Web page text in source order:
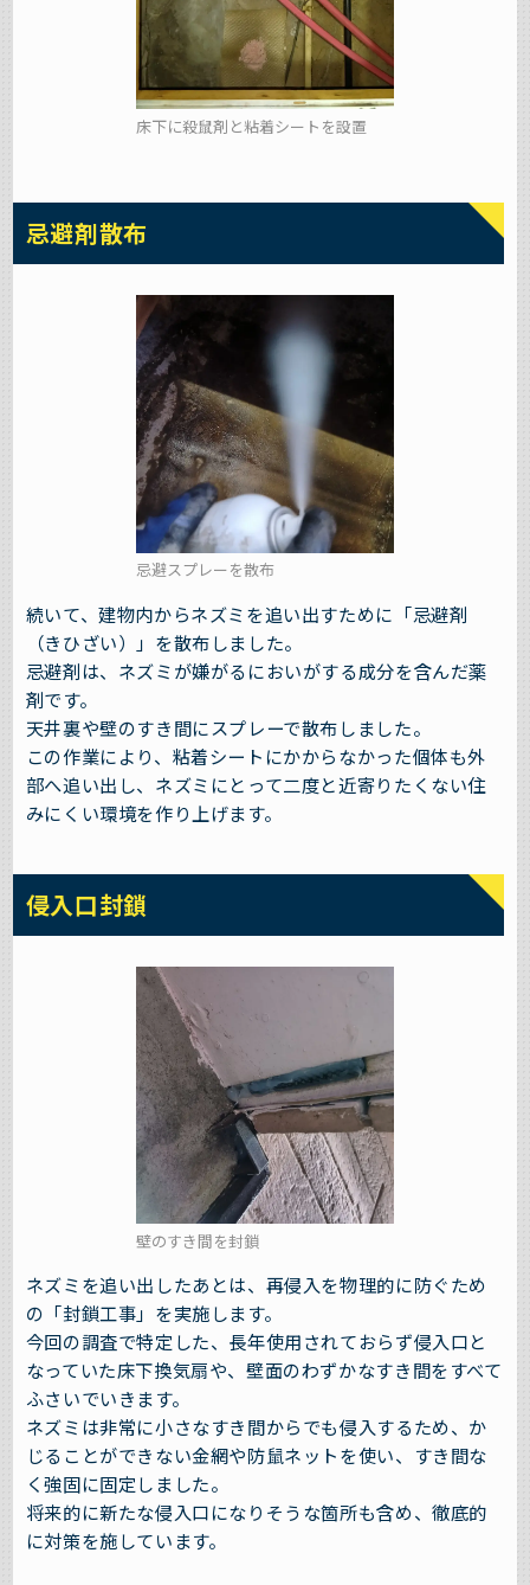
床下に殺鼠剤と粘着シートを設置
忌避剤散布
忌避スプレーを散布
続いて、建物内からネズミを追い出すために「忌避剤
（きひざい）」を散布しました。
忌避剤は、ネズミが嫌がるにおいがする成分を含んだ薬
剤です。
天井裏や壁のすき間にスプレーで散布しました。
この作業により、粘着シートにかからなかった個体も外
部へ追い出し、ネズミにとって二度と近寄りたくない住
みにくい環境を作り上げます。
侵入口封鎖
壁のすき間を封鎖
ネズミを追い出したあとは、再侵入を物理的に防ぐため
の「封鎖工事」を実施します。
今回の調査で特定した、長年使用されておらず侵入口と
なっていた床下換気扇や、壁面のわずかなすき間をすべて
ふさいでいきます。
ネズミは非常に小さなすき間からでも侵入するため、か
じることができない金網や防鼠ネットを使い、すき間な
く強固に固定しました。
将来的に新たな侵入口になりそうな箇所も含め、徹底的
に対策を施しています。